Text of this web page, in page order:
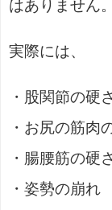
はありません。
実際には、
・股関節の硬さ
・お尻の筋肉
・腸腰筋の硬さ
・姿勢の崩れ